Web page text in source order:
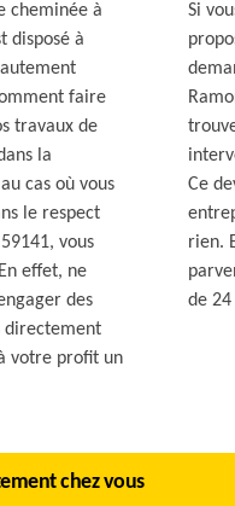
cheminée à
disposé à
faire
travaux de
la
cas où vous
le respect
vous
effet, ne
des
directement
votre profit un
Si
Ce
rien.
de 24
chez vous